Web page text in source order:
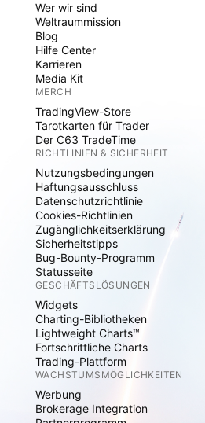
Wer wir sind
Weltraummission
Blog
Hilfe Center
Karrieren
Media Kit
MERCH
TradingView-Store
Tarotkarten für Trader
Der C63 TradeTime
RICHTLINIEN & SICHERHEIT
Nutzungsbedingungen
Haftungsausschluss
Datenschutzrichtlinie
Cookies-Richtlinien
Zugänglichkeitserklärung
Sicherheitstipps
Bug-Bounty-Programm
Statusseite
GESCHÄFTSLÖSUNGEN
Widgets
Charting-Bibliotheken
Lightweight Charts™
Fortschrittliche Charts
Trading-Plattform
WACHSTUMSMÖGLICHKEITEN
Werbung
Brokerage Integration